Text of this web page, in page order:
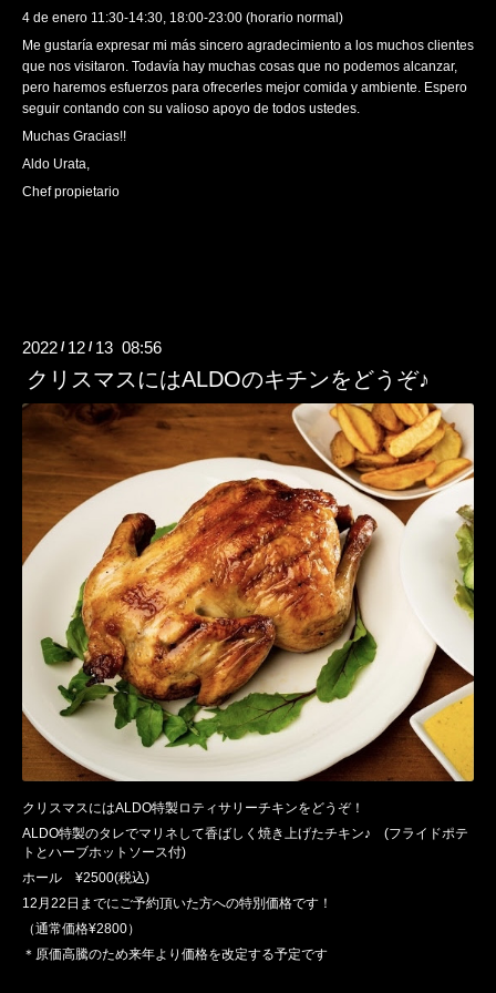
4 de enero 11:30-14:30, 18:00-23:00 (horario normal)
Me gustaría expresar mi más sincero agradecimiento a los muchos clientes
que nos visitaron. Todavía hay muchas cosas que no podemos alcanzar,
pero haremos esfuerzos para ofrecerles mejor comida y ambiente. Espero
seguir contando con su valioso apoyo de todos ustedes.
Muchas Gracias!!
Aldo Urata,
Chef propietario
2022 / 12 / 13 08:56
クリスマスにはALDOのキチンをどうぞ♪
クリスマスにはALDO特製ロティサリーチキンをどうぞ！
ALDO特製のタレでマリネして香ばしく焼き上げたチキン♪ (フライドポテ
トとハーブホットソース付)
ホール ¥2500(税込)
12月22日までにご予約頂いた方への特別価格です！
（通常価格¥2800）
＊原価高騰のため来年より価格を改定する予定です